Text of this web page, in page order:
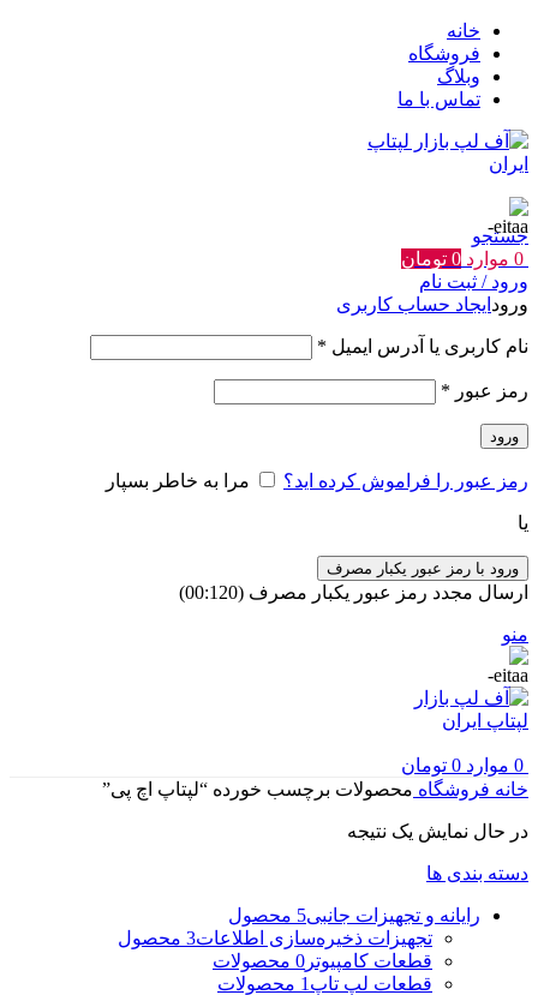
خانه
فروشگاه
وبلاگ
تماس با ما
جستجو
0 موارد 0 تومان
ورود / ثبت نام
ورود ایجاد حساب کاربری
نام کاربری یا آدرس ایمیل *
رمز عبور *
ورود
رمز عبور را فراموش کرده اید؟ مرا به خاطر بسپار
یا
ورود با رمز عبور یکبار مصرف
ارسال مجدد رمز عبور یکبار مصرف (00:
120
)
منو
0 موارد 0 تومان
خانه فروشگاه محصولات برچسب خورده “لپتاپ اچ پی”
در حال نمایش یک نتیجه
دسته بندی ها
رایانه و تجهیزات جانبی5 محصول
تجهیزات ذخیره‌سازی اطلاعات3 محصول
قطعات کامپیوتر 0 محصولات
قطعات لپ تاپ 1 محصولات